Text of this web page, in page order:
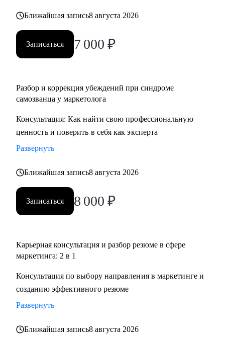
Ближайшая запись8 августа 2026
Записаться 7 000 ₽
Разбор и коррекция убеждений при синдроме
самозванца у маркетолога
Консультация: Как найти свою профессиональную
ценность и поверить в себя как эксперта
Развернуть
Ближайшая запись8 августа 2026
Записаться 8 000 ₽
Карьерная консультация и разбор резюме в сфере
маркетинга: 2 в 1
Консультация по выбору направления в маркетинге и
созданию эффективного резюме
Развернуть
Ближайшая запись8 августа 2026